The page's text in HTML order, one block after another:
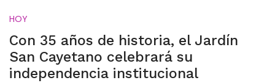
HOY
Con 35 años de historia, el Jardín
San Cayetano celebrará su
independencia institucional